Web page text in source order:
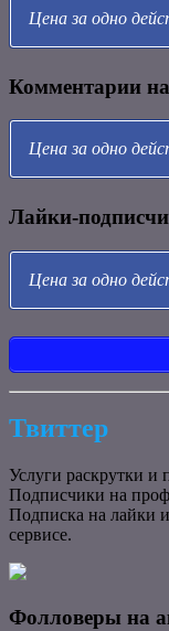
Цена за одно
Комментарии
Цена за одно
Лайки-
Цена за одно
Твиттер
Услуги раскрутки и
Подписчики на
Подписка на лайки
сервисе.
Фолловеры на